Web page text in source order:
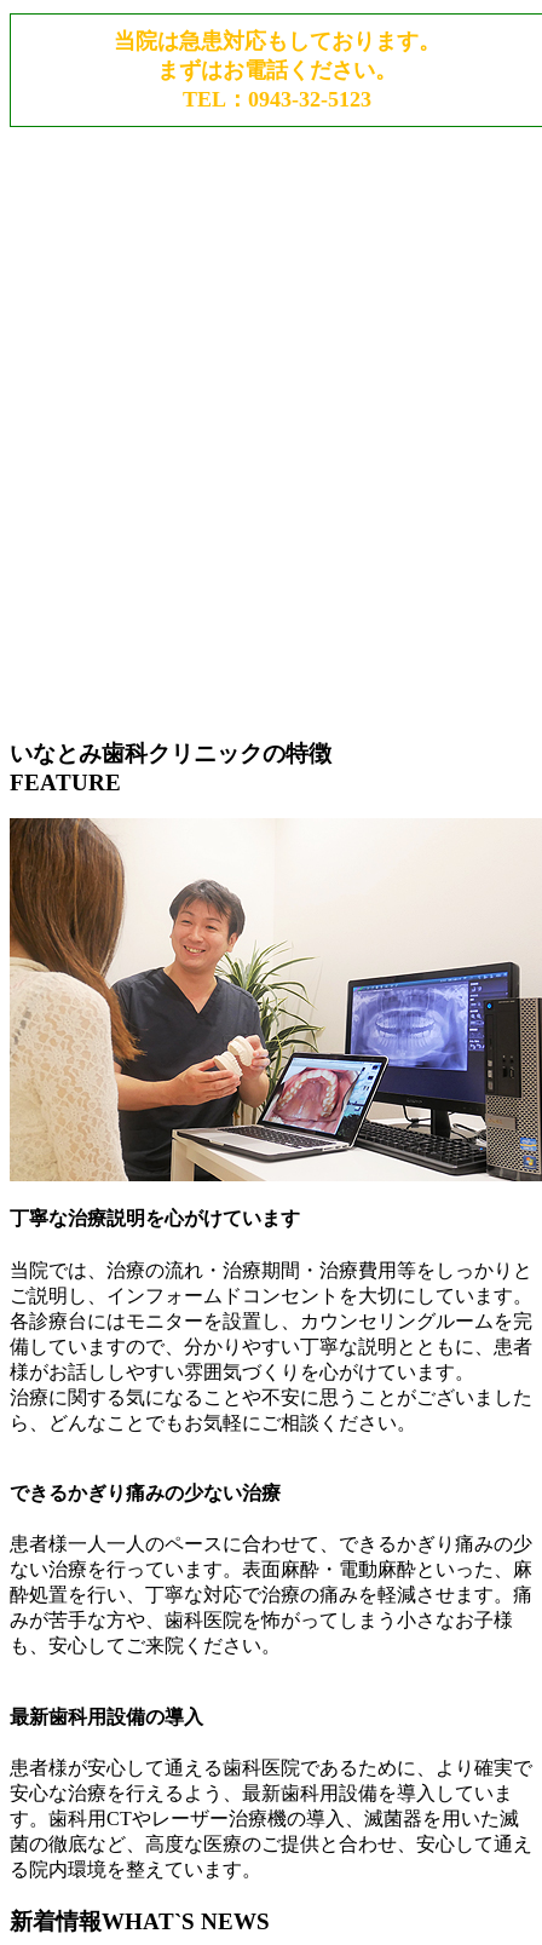
当院は急患対応もしております。
まずはお電話ください。
TEL：0943-32-5123
いなとみ歯科クリニックの特徴
FEATURE
丁寧な治療説明を心がけています
当院では、治療の流れ・治療期間・治療費用等をしっかりと
ご説明し、インフォームドコンセントを大切にしています。
各診療台にはモニターを設置し、カウンセリングルームを完
備していますので、分かりやすい丁寧な説明とともに、患者
様がお話ししやすい雰囲気づくりを心がけています。
治療に関する気になることや不安に思うことがございました
ら、どんなことでもお気軽にご相談ください。
できるかぎり痛みの少ない治療
患者様一人一人のペースに合わせて、できるかぎり痛みの少
ない治療を行っています。表面麻酔・電動麻酔といった、麻
酔処置を行い、丁寧な対応で治療の痛みを軽減させます。痛
みが苦手な方や、歯科医院を怖がってしまう小さなお子様
も、安心してご来院ください。
最新歯科用設備の導入
患者様が安心して通える歯科医院であるために、より確実で
安心な治療を行えるよう、最新歯科用設備を導入していま
す。歯科用CTやレーザー治療機の導入、滅菌器を用いた滅
菌の徹底など、高度な医療のご提供と合わせ、安心して通え
る院内環境を整えています。
新着情報WHAT`S NEWS